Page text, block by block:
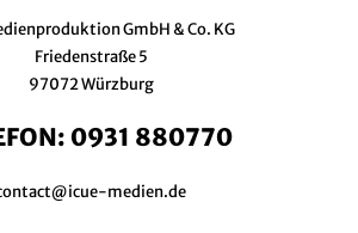
GmbH & Co. KG
Friedenstraße 5
97072 Würzburg
0931 880770
medien.de